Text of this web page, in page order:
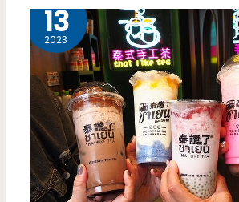
只
有
份
黑
心
皮
地
13
2023